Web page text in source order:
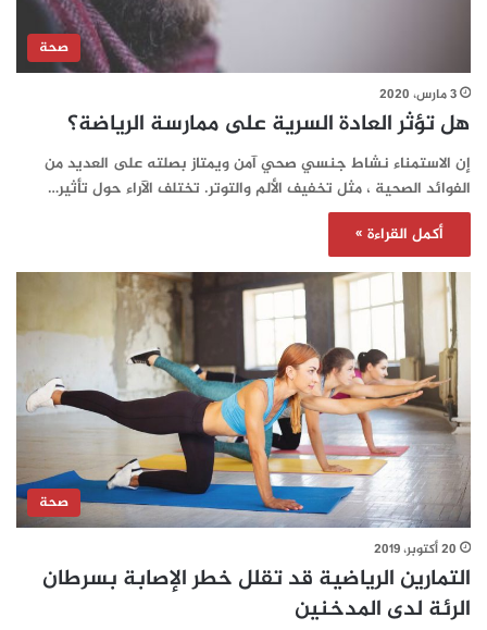
صحة
3 مارس، 2020
هل تؤثر العادة السرية على ممارسة الرياضة؟
إن الاستمناء نشاط جنسي صحي آمن ويمتاز بصلته على العديد من
الفوائد الصحية ، مثل تخفيف الألم والتوتر. تختلف الآراء حول تأثير…
أكمل القراءة »
صحة
20 أكتوبر، 2019
التمارين الرياضية قد تقلل خطر الإصابة بسرطان
الرئة لدى المدخنين